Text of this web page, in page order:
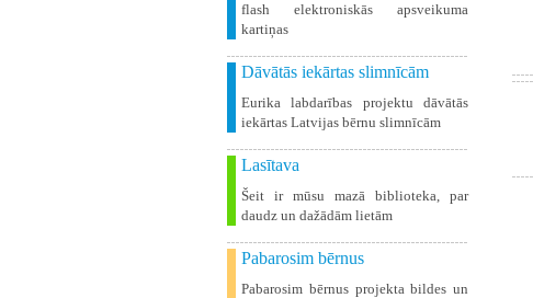
flash elektroniskās apsveikuma
kartiņas
Dāvātās iekārtas slimnīcām
Eurika labdarības projektu dāvātās
iekārtas Latvijas bērnu slimnīcām
Lasītava
Šeit ir mūsu mazā biblioteka, par
daudz un dažādām lietām
Pabarosim bērnus
Pabarosim bērnus projekta bildes un